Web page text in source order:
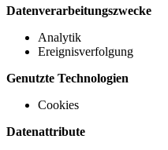
Datenverarbeitungszwecke
Analytik
Ereignisverfolgung
Genutzte Technologien
Cookies
Datenattribute